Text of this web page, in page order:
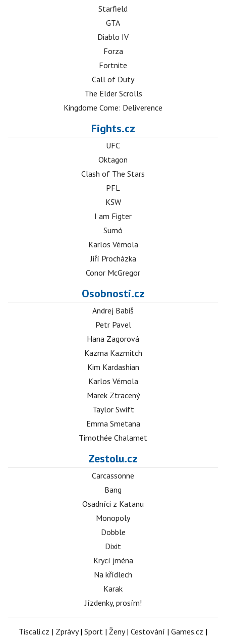
Starfield
GTA
Diablo IV
Forza
Fortnite
Call of Duty
The Elder Scrolls
Kingdome Come: Deliverence
Fights.cz
UFC
Oktagon
Clash of The Stars
PFL
KSW
I am Figter
Sumó
Karlos Vémola
Jiří Procházka
Conor McGregor
Osobnosti.cz
Andrej Babiš
Petr Pavel
Hana Zagorová
Kazma Kazmitch
Kim Kardashian
Karlos Vémola
Marek Ztracený
Taylor Swift
Emma Smetana
Timothée Chalamet
Zestolu.cz
Carcassonne
Bang
Osadníci z Katanu
Monopoly
Dobble
Dixit
Krycí jména
Na křídlech
Karak
Jízdenky, prosím!
Tiscali.cz | Zprávy| Sport | Ženy| Cestování | Games.cz |